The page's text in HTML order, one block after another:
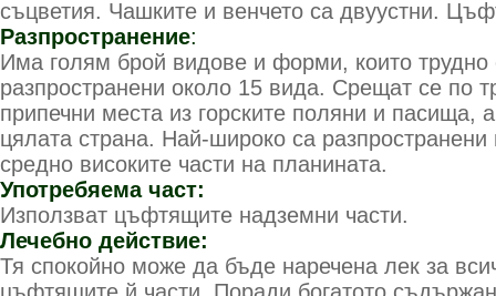
съцветия. Чашките и венчето са двуустни.
Разпространение:
Има голям брой видове и форми, които трудно
разпространени около 15 вида. Срещат се по
припечни места из горските поляни и пасища,
цялата страна. Най-широко са
средно високите части на планината.
Употребяема част:
Използват цъфтящите надземни части.
Лечебно действие:
Тя спокойно може да бъде наречена лек за